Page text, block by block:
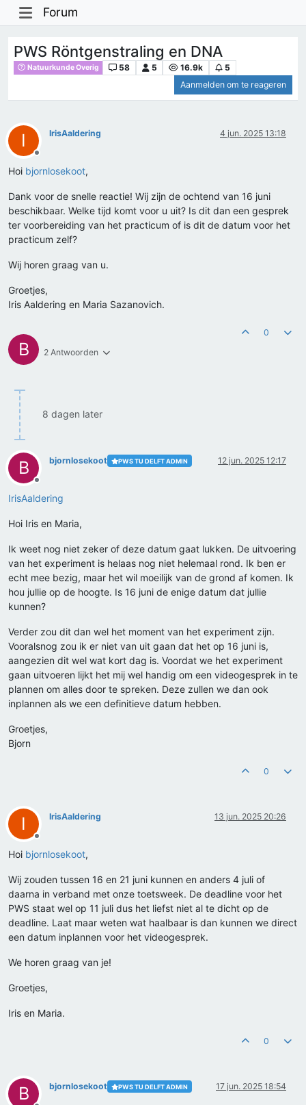
Forum
PWS Röntgenstraling en DNA
Natuurkunde Overig 58 5 16.9k
5
Aanmelden om te reageren
I
Offline
IrisAaldering 4 jun. 2025 13:18
Hoi bjornlosekoot,
Dank voor de snelle reactie! Wij zijn de ochtend van 16 juni
beschikbaar. Welke tijd komt voor u uit? Is dit dan een gesprek
ter voorbereiding van het practicum of is dit de datum voor het
practicum zelf?
Wij horen graag van u.
Groetjes,
Iris Aaldering en Maria Sazanovich.
B 2 Antwoorden
0
8 dagen later
B
Offline
bjornlosekoot PWS TU DELFT ADMIN 12 jun. 2025 12:17
IrisAaldering
Hoi Iris en Maria,
Ik weet nog niet zeker of deze datum gaat lukken. De uitvoering
van het experiment is helaas nog niet helemaal rond. Ik ben er
echt mee bezig, maar het wil moeilijk van de grond af komen. Ik
hou jullie op de hoogte. Is 16 juni de enige datum dat jullie
kunnen?
Verder zou dit dan wel het moment van het experiment zijn.
Vooralsnog zou ik er niet van uit gaan dat het op 16 juni is,
aangezien dit wel wat kort dag is. Voordat we het experiment
gaan uitvoeren lijkt het mij wel handig om een videogesprek in te
plannen om alles door te spreken. Deze zullen we dan ook
inplannen als we een definitieve datum hebben.
Groetjes,
Bjorn
0
I
Offline
IrisAaldering 13 jun. 2025 20:26
Hoi bjornlosekoot,
Wij zouden tussen 16 en 21 juni kunnen en anders 4 juli of
daarna in verband met onze toetsweek. De deadline voor het
PWS staat wel op 11 juli dus het liefst niet al te dicht op de
deadline. Laat maar weten wat haalbaar is dan kunnen we direct
een datum inplannen voor het videogesprek.
We horen graag van je!
Groetjes,
Iris en Maria.
0
B bjornlosekoot PWS TU DELFT ADMIN 17 jun. 2025 18:54